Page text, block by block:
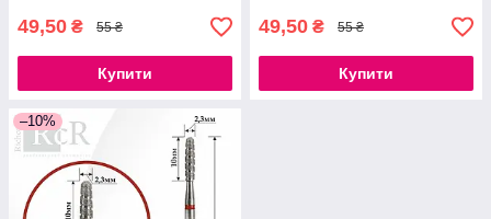
49,50 ₴ 55 ₴
Купити
49,50 ₴ 55 ₴
Купити
–10%